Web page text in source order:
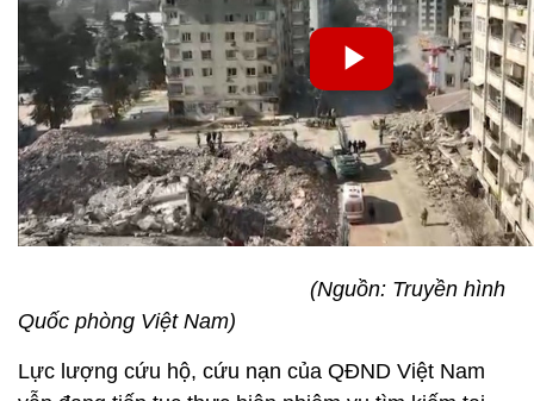
(Nguồn: Truyền hình
Quốc phòng Việt Nam)
Lực lượng cứu hộ, cứu nạn của QĐND Việt Nam